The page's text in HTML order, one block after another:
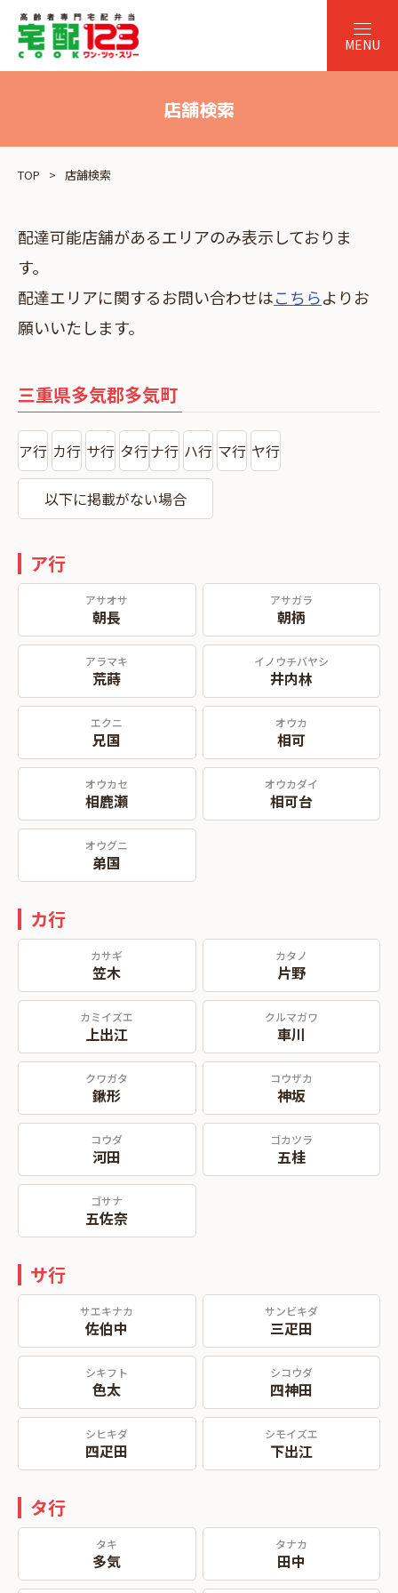
店舗検索
TOP 店舗検索
配達可能店舗があるエリアのみ表示しておりま
す。
配達エリアに関するお問い合わせはこちらよりお
願いいたします。
三重県多気郡多気町
ア行 カ行 サ行 タ行ナ行 ハ行 マ行 ヤ行
以下に掲載がない場合
ア行
アサオサ
朝長
アサガラ
朝柄
アラマキ
荒蒔
イノウチバヤシ
井内林
エクニ
兄国
オウカ
相可
オウカセ
相鹿瀬
オウカダイ
相可台
オウグニ
弟国
カ行
カサギ
笠木
カタノ
片野
カミイズエ
上出江
クルマガワ
車川
クワガタ
鍬形
コウザカ
神坂
コウダ
河田
ゴカツラ
五桂
ゴサナ
五佐奈
サ行
サエキナカ
佐伯中
サンビキダ
三疋田
シキフト
色太
シコウダ
四神田
シヒキダ
四疋田
シモイズエ
下出江
タ行
タキ
多気
タナカ
田中